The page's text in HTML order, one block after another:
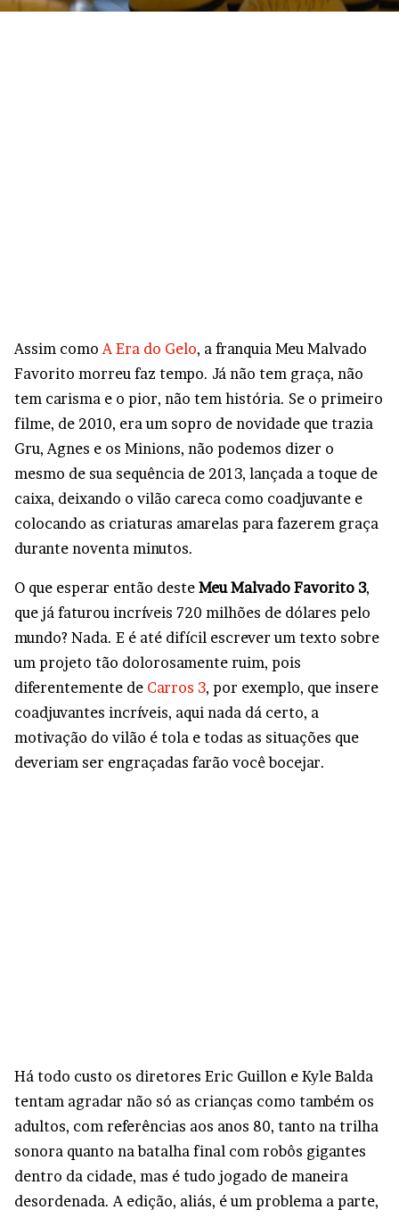
Assim comoA Era do Gelo, a franquia Meu Malvado
Favorito morreu faz tempo. Já não tem graça, não
tem carisma e o pior, não tem história. Se o primeiro
filme, de 2010, era um sopro de novidade que trazia
Gru, Agnes e os Minions, não podemos dizer o
mesmo de sua sequência de 2013, lançada a toque de
caixa, deixando o vilão careca como coadjuvante e
colocando as criaturas amarelas para fazerem graça
durante noventa minutos.
O que esperar então deste Meu Malvado Favorito 3,
que já faturou incríveis 720 milhões de dólares pelo
mundo? Nada. E é até difícil escrever um texto sobre
um projeto tão dolorosamente ruim, pois
diferentemente de Carros 3, por exemplo, que insere
coadjuvantes incríveis, aqui nada dá certo, a
motivação do vilão é tola e todas as situações que
deveriam ser engraçadas farão você bocejar.
Há todo custo os diretores Eric Guillon e Kyle Balda
tentam agradar não só as crianças como também os
adultos, com referências aos anos 80, tanto na trilha
sonora quanto na batalha final com robôs gigantes
dentro da cidade, mas é tudo jogado de maneira
desordenada. A edição, aliás, é um problema a parte,